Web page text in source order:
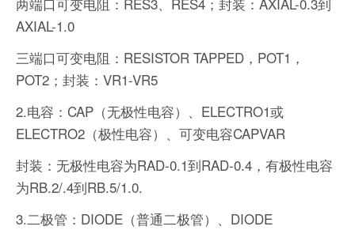
AXIAL-1.0
三端口可变电阻：RESISTOR TAPPED，POT1，
POT2；封装：VR1-VR5
2.电容：CAP（无极性电容）、ELECTRO1或
ELECTRO2（极性电容）、可变电容CAPVAR
封装：无极性电容为RAD-0.1到RAD-0.4，有极性电容
为RB.2/.4到RB.5/1.0.
3.二极管：DIODE（普通二极管）、DIODE